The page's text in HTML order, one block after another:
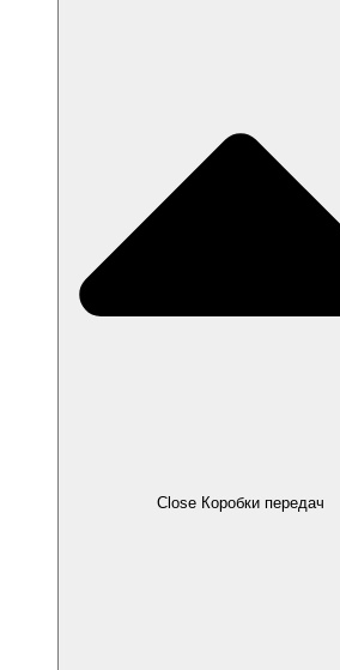
Close Коробки передач